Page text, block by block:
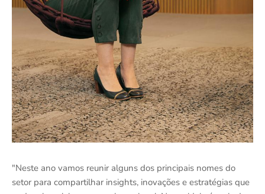
"Neste ano vamos reunir alguns dos principais nomes do
setor para compartilhar insights, inovações e estratégias que